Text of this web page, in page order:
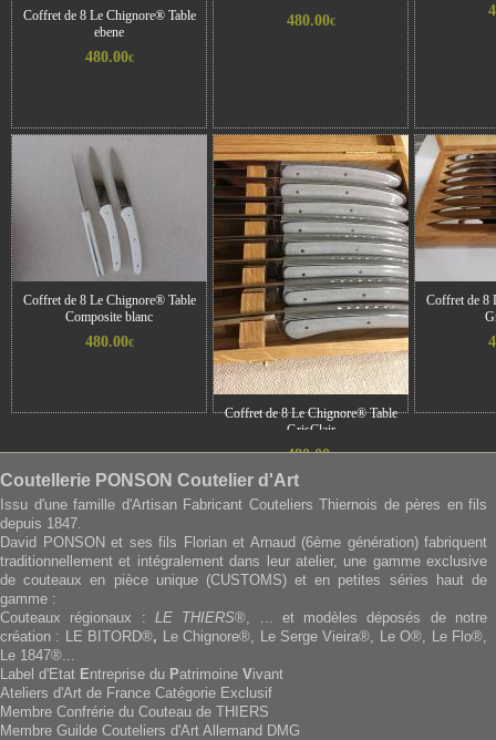
Coffret de 8 Le Chignore® Table
ebene
480.00€
480.00€
Coffret de 8 Le Chignore® Table
Composite blanc
480.00€
Coffret de 8 Le Chignore® Table
GrisClair
480.00€
Coffret de 8
Coutellerie PONSON Coutelier d'Art
Issu d'une famille d'Artisan Fabricant Couteliers Thiernois de pères en fils
depuis 1847.
David PONSON et ses fils Florian et Arnaud (6ème génération) fabriquent
traditionnellement et intégralement dans leur atelier, une gamme exclusive
de couteaux en pièce unique (CUSTOMS) et en petites séries haut de
gamme :
Couteaux régionaux : LE THIERS®, ... et modèles déposés de notre
création : LE BITORD®, Le Chignore®, Le Serge Vieira®, Le O®, Le Flo®,
Le 1847®...
Label d'Etat Entreprise du Patrimoine Vivant
Ateliers d'Art de France Catégorie Exclusif
Membre Confrérie du Couteau de THIERS
Membre Guilde Couteliers d'Art Allemand DMG